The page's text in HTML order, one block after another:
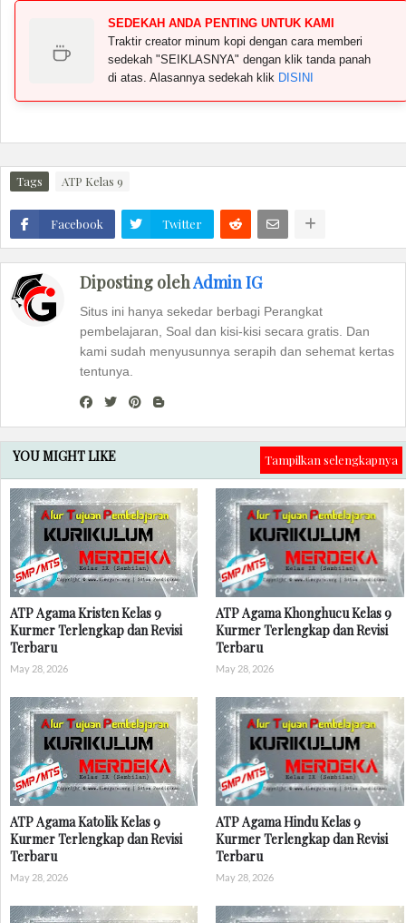
SEDEKAH ANDA PENTING UNTUK KAMI
Traktir creator minum kopi dengan cara memberi
sedekah "SEIKLASNYA" dengan klik tanda panah
di atas. Alasannya sedekah klik DISINI
Tags ATP Kelas 9
Facebook Twitter
Diposting olehAdmin IG
Situs ini hanya sekedar berbagi Perangkat
pembelajaran, Soal dan kisi-kisi secara gratis. Dan
kami sudah menyusunnya serapih dan sehemat kertas
tentunya.
YOU MIGHT LIKE Tampilkan selengkapnya
ATP Agama Kristen Kelas 9
Kurmer Terlengkap dan Revisi
Terbaru
May 28, 2026
ATP Agama Khonghucu Kelas 9
Kurmer Terlengkap dan Revisi
Terbaru
May 28, 2026
ATP Agama Katolik Kelas 9
Kurmer Terlengkap dan Revisi
Terbaru
May 28, 2026
ATP Agama Hindu Kelas 9
Kurmer Terlengkap dan Revisi
Terbaru
May 28, 2026